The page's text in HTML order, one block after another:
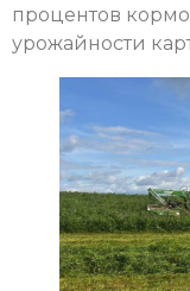
процентов
урожайности